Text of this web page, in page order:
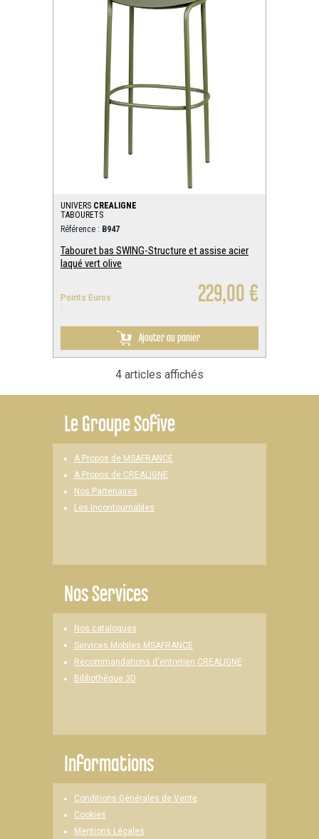
UNIVERS CREALIGNE
TABOURETS
Référence : B947
Tabouret bas SWING-Structure et assise acier
laqué vert olive
Points Euros
:
229,00 €
Ajouter au panier
4 articles affichés
LeGroupe Sofive
A Propos de MSAFRANCE
A Propos de CREALIGNE
Nos Partenaires
Les Incontournables
Nos Services
Nos catalogues
Services Mobiles MSAFRANCE
Recommandations d'entretien CREALIGNE
Bibliothèque 3D
Informations
Conditions Générales de Vente
Cookies
Mentions Légales